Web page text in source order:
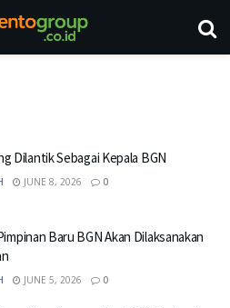
Dilantik Sebagai Kepala BGN
JUNE 8, 2026 0
Baru BGN Akan Dilaksanakan
JUNE 5, 2026 0